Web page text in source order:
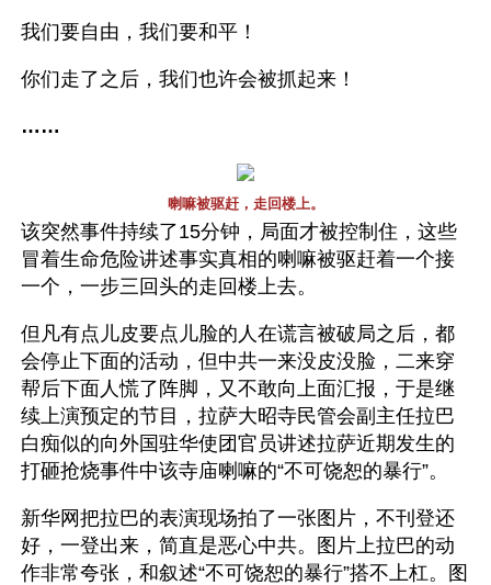
我们要自由，我们要和平！
你们走了之后，我们也许会被抓起来！
……
喇嘛被驱赶，走回楼上。
该突然事件持续了15分钟，局面才被控制住，这些
冒着生命危险讲述事实真相的喇嘛被驱赶着一个接
一个，一步三回头的走回楼上去。
但凡有点儿皮要点儿脸的人在谎言被破局之后，都
会停止下面的活动，但中共一来没皮没脸，二来穿
帮后下面人慌了阵脚，又不敢向上面汇报，于是继
续上演预定的节目，拉萨大昭寺民管会副主任拉巴
白痴似的向外国驻华使团官员讲述拉萨近期发生的
打砸抢烧事件中该寺庙喇嘛的“不可饶恕的暴行”。
新华网把拉巴的表演现场拍了一张图片，不刊登还
好，一登出来，简直是恶心中共。图片上拉巴的动
作非常夸张，和叙述“不可饶恕的暴行”搭不上杠。图